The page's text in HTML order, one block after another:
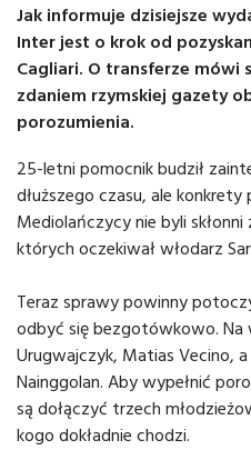
Jak informuje dzisiejsze
Inter jest o krok od
Cagliari. O transferze mówi
zdaniem rzymskiej gazety
porozumienia.
25-letni pomocnik budził
dłuższego czasu, ale
Mediolańczycy nie byli
których oczekiwał włodarz
Teraz sprawy powinny
odbyć się bezgotówkowo. Na
Urugwajczyk, Matias Vecino,
Nainggolan. Aby wypełnić
są dołączyć trzech
kogo dokładnie chodzi.